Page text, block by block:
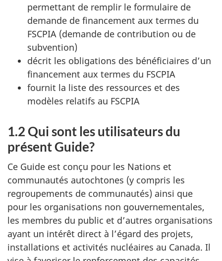
permettant de remplir le formulaire de
demande de financement aux termes du
FSCPIA (demande de contribution ou de
subvention)
décrit les obligations des bénéficiaires d’un
financement aux termes du FSCPIA
fournit la liste des ressources et des
modèles relatifs au FSCPIA
1.2 Qui sont les utilisateurs du
présent Guide?
Ce Guide est conçu pour les Nations et
communautés autochtones (y compris les
regroupements de communautés) ainsi que
pour les organisations non gouvernementales,
les membres du public et d’autres organisations
ayant un intérêt direct à l’égard des projets,
installations et activités nucléaires au Canada. Il